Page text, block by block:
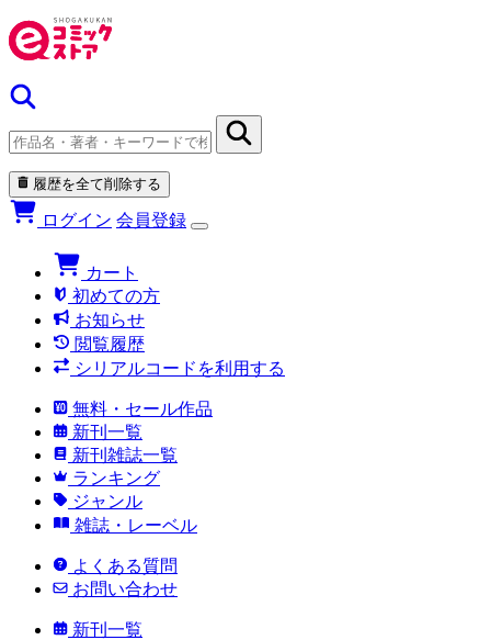
履歴を全て削除する
ログイン 会員登録
カート
初めての方
お知らせ
閲覧履歴
シリアルコードを利用する
無料・セール作品
新刊一覧
新刊雑誌一覧
ランキング
ジャンル
雑誌・レーベル
よくある質問
お問い合わせ
新刊一覧